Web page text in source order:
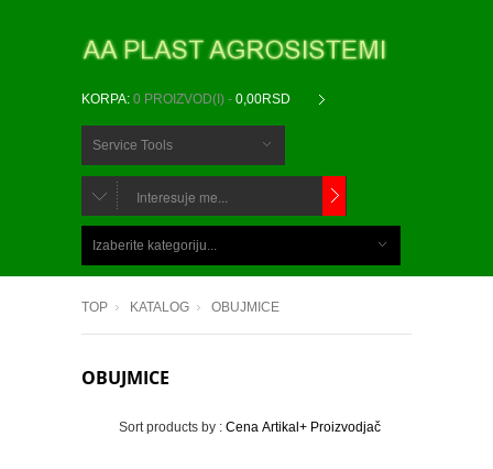
KORPA: 0 PROIZVOD(I) - 0,00RSD
Service Tools
CHOOSE
ITEMS...
Izaberite kategoriju...
TOP KATALOG OBUJMICE
OBUJMICE
Sort products by : Cena Artikal+ Proizvodjač